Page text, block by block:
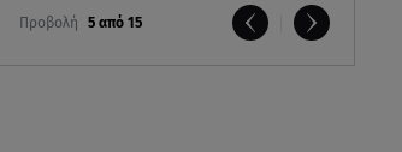
Προβολή 5 από 15